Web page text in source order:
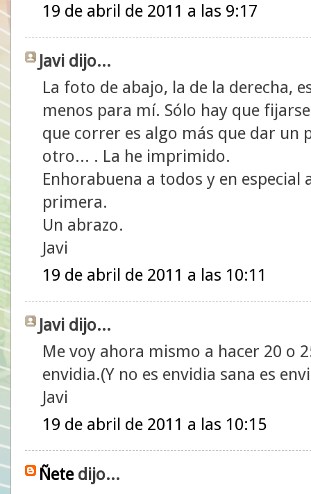
19 de abril de 2011 a las 9:17
Javi dijo...
La foto de abajo, la de la derecha,
menos para mí. Sólo hay que
que correr es algo más que dar un
otro... . La he imprimido.
Enhorabuena a todos y en especial
primera.
Un abrazo.
Javi
19 de abril de 2011 a las 10:11
Javi dijo...
Me voy ahora mismo a hacer 20 o
envidia.(Y no es envidia sana es
Javi
19 de abril de 2011 a las 10:15
Ñetedijo...